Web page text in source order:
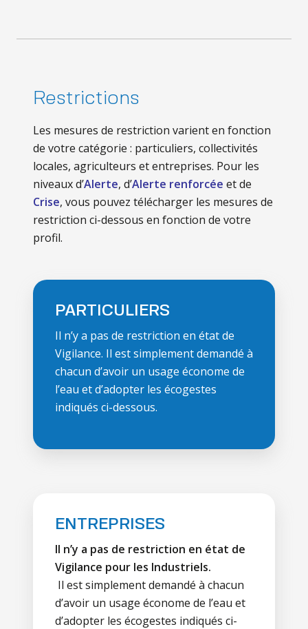
Restrictions
Les mesures de restriction varient en fonction
de votre catégorie : particuliers, collectivités
locales, agriculteurs et entreprises. Pour les
niveaux d’Alerte, d’Alerte renforcée et de
Crise, vous pouvez télécharger les mesures de
restriction ci-dessous en fonction de votre
profil.
PARTICULIERS
Il n’y a pas de restriction en état de
Vigilance. Il est simplement demandé à
chacun d’avoir un usage économe de
l’eau et d’adopter les écogestes
indiqués ci-dessous.
ENTREPRISES
Il n’y a pas de restriction en état de
Vigilance pour les Industriels.
Il est simplement demandé à chacun
d’avoir un usage économe de l’eau et
d’adopter les écogestes indiqués ci-